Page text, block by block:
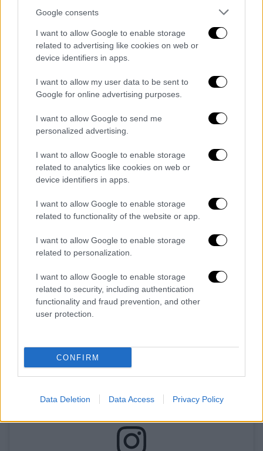
Google consents
I want to allow Google to enable storage
related to advertising like cookies on web or
device identifiers in apps.
I want to allow my user data to be sent to
Google for online advertising purposes.
I want to allow Google to send me
personalized advertising.
I want to allow Google to enable storage
related to analytics like cookies on web or
device identifiers in apps.
I want to allow Google to enable storage
related to functionality of the website or app.
I want to allow Google to enable storage
related to personalization.
I want to allow Google to enable storage
related to security, including authentication
functionality and fraud prevention, and other
user protection.
CONFIRM
Data Deletion Data Access Privacy Policy
Αρχικά, ο ηθοποιός έγραψε στη λεζάντα της
την οικογένεια του κινηματογράφου.
Πέθαναν ο Τζιν Χάκμαν και η σύζυγός του
Μπέτσι Αρακάουα» και πρόσθεσε: «Τα θερμά
μου συλλυπητήρια σε φίλους, οικογένεια και
λάτρεις του κινηματογράφου. Αναπαύσου».
«Ένας σπουδαίος ηθοποιός»
Ο αμερικανός σκηνοθέτης,
Φράνσις Φορντ
Κόπολα(Francis Ford Copolla), απέτισε
χαιρετίζοντας έναν «μεγάλο καλλιτέχνη,
εμπνευσμένο και υπέροχο» με τον οποίο είχε
συνεργαστεί στην ταινία «Η Συνομιλία» («The
Conversation»), που έχει αφήσει ιστορία.